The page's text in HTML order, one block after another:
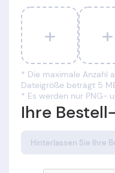
+ +
* Die maximale Anzahl
Dateigröße beträgt 5
* Es werden nur PNG-
Ihre